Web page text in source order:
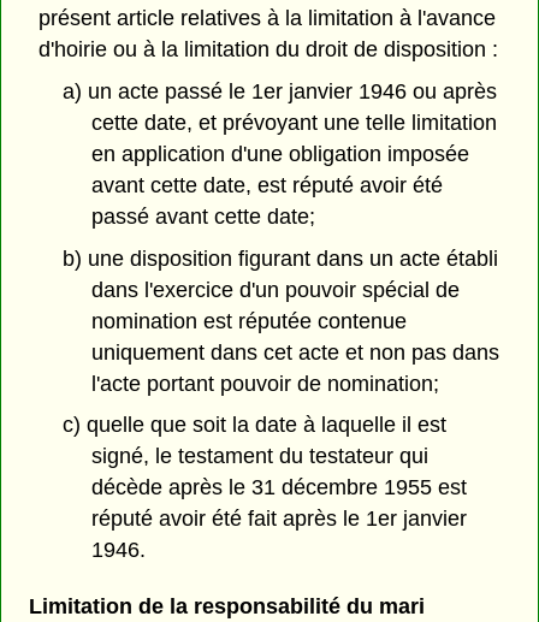
présent article relatives à la limitation à l'avance
d'hoirie ou à la limitation du droit de disposition :
a) un acte passé le 1er janvier 1946 ou après
cette date, et prévoyant une telle limitation
en application d'une obligation imposée
avant cette date, est réputé avoir été
passé avant cette date;
b) une disposition figurant dans un acte établi
dans l'exercice d'un pouvoir spécial de
nomination est réputée contenue
uniquement dans cet acte et non pas dans
l'acte portant pouvoir de nomination;
c) quelle que soit la date à laquelle il est
signé, le testament du testateur qui
décède après le 31 décembre 1955 est
réputé avoir été fait après le 1er janvier
1946.
Limitation de la responsabilité du mari